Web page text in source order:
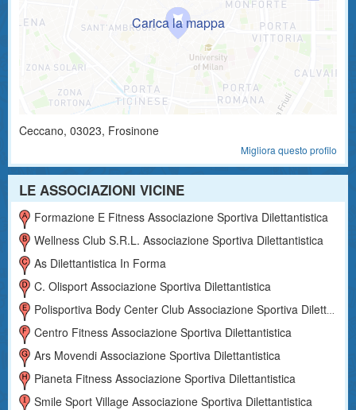
Ceccano, 03023, Frosinone
Migliora questo profilo
LE ASSOCIAZIONI VICINE
Formazione E Fitness Associazione Sportiva Dilettantistica
Wellness Club S.r.l. Associazione Sportiva Dilettantistica
As Dilettantistica In Forma
C. Olisport Associazione Sportiva Dilettantistica
Polisportiva Body Center Club Associazione Sportiva Dilettantistica
Centro Fitness Associazione Sportiva Dilettantistica
Ars Movendi Associazione Sportiva Dilettantistica
Pianeta Fitness Associazione Sportiva Dilettantistica
Smile Sport Village Associazione Sportiva Dilettantistica